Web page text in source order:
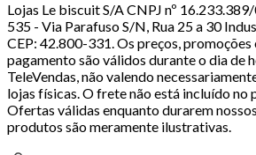
Lojas Le biscuit S/A CNPJ nº
535 - Via Parafuso S/N, Rua 25 a 30
CEP: 42.800-331. Os preços, promoções
pagamento são válidos durante o dia de
TeleVendas, não valendo
lojas físicas. O frete não está incluído no
Ofertas válidas enquanto durarem
produtos são meramente ilustrativas.